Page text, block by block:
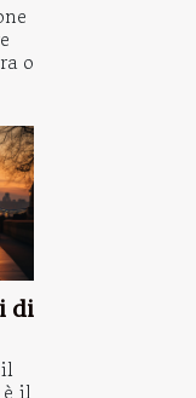
o
di
è il